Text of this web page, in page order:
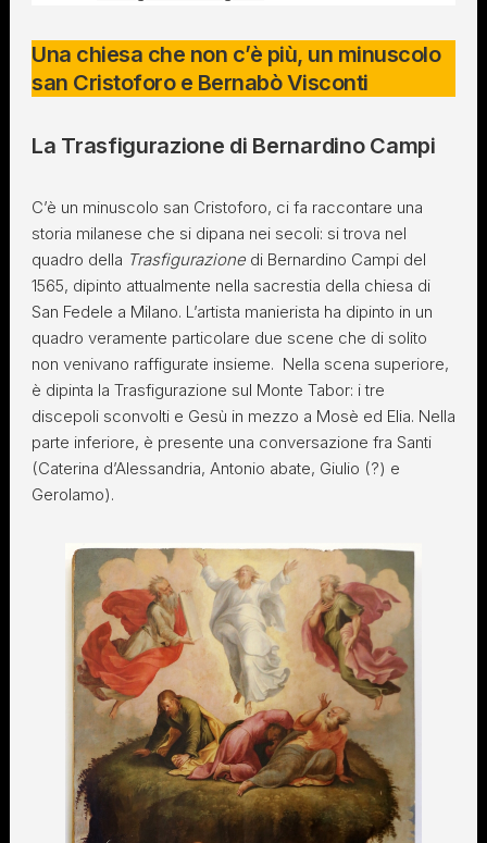
Una chiesa che non c’è più, un minuscolo
san Cristoforo e Bernabò Visconti
La Trasfigurazione di Bernardino Campi
C’è un minuscolo san Cristoforo, ci fa raccontare una
storia milanese che si dipana nei secoli: si trova nel
quadro della Trasfigurazionedi Bernardino Campi del
1565, dipinto attualmente nella sacrestia della chiesa di
San Fedele a Milano. L’artista manierista ha dipinto in un
quadro veramente particolare due scene che di solito
non venivano raffigurate insieme. Nella scena superiore,
è dipinta la Trasfigurazione sul Monte Tabor: i tre
discepoli sconvolti e Gesù in mezzo a Mosè ed Elia. Nella
parte inferiore, è presente una conversazione fra Santi
(Caterina d’Alessandria, Antonio abate, Giulio (?) e
Gerolamo).